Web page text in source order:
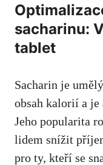
sacharinu:
tablet
Sacharin je
obsah kalorií​ a je
Jeho popularita
lidem snížit​
pro ty,‍ kteří se